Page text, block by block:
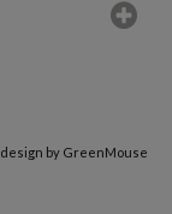
design by GreenMouse